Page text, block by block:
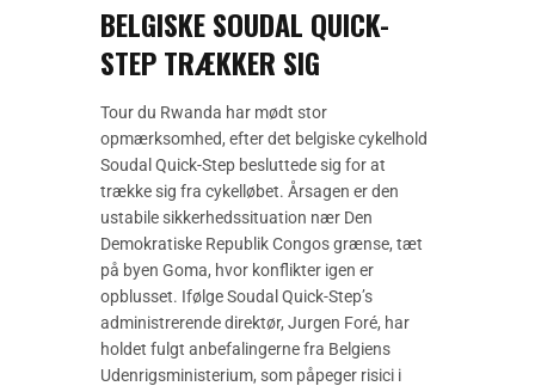
BELGISKE SOUDAL QUICK-
STEP TRÆKKER SIG
Tour du Rwanda har mødt stor
opmærksomhed, efter det belgiske cykelhold
Soudal Quick-Step besluttede sig for at
trække sig fra cykelløbet. Årsagen er den
ustabile sikkerhedssituation nær Den
Demokratiske Republik Congos grænse, tæt
på byen Goma, hvor konflikter igen er
opblusset. Ifølge Soudal Quick-Step’s
administrerende direktør, Jurgen Foré, har
holdet fulgt anbefalingerne fra Belgiens
Udenrigsministerium, som påpeger risici i